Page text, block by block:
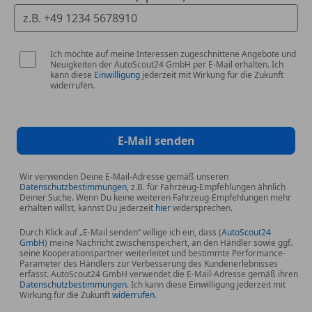
Auch nach dem Kauf sind wir jederzeit für Dich da.
benötigst.
Wenn Du an einer Finanzierung interessiert bist,
perfekte maßgeschneiderte Leasing oder
Kreditvariante für Deine private oder gewerbliche
Verwendung zu schnüren.
Wir sind übrigens REIMO Campingzubehör
Schlafdach, Standheizung, Sitzbank Einzel-, Zweier-,
oder Dreierbank, Drehfunktion für Fahrer oder
Beifahrer, Ausbau zur Doppelkabine möglich, Zweite
Batterie, Tempomat, Rückfahrkamera, Parktronik,
Ich möchte auf meine Interessen zugeschnittene Angebote und
Neuigkeiten der AutoScout24 GmbH per E-Mail erhalten. Ich
kann diese Einwilligung jederzeit mit Wirkung für die Zukunft
widerrufen.
E-Mail senden
Wir verwenden Deine E-Mail-Adresse gemäß unseren
Datenschutzbestimmungen, z.B. für Fahrzeug-Empfehlungen ähnlich
Deiner Suche. Wenn Du keine weiteren Fahrzeug-Empfehlungen mehr
erhalten willst, kannst Du jederzeit hierwidersprechen.
Durch Klick auf „E-Mail senden“ willige ich ein, dass (AutoScout24
GmbH) meine Nachricht zwischenspeichert, an den Händler sowie ggf.
seine Kooperationspartner weiterleitet und bestimmte Performance-
Parameter des Händlers zur Verbesserung des Kundenerlebnisses
erfasst. AutoScout24 GmbH verwendet die E-Mail-Adresse gemäß ihren
Datenschutzbestimmungen. Ich kann diese Einwilligung jederzeit mit
Wirkung für die Zukunftwiderrufen.